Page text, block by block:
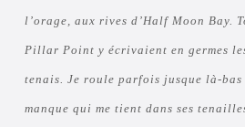
l’orage, aux rives d’Half Moon Bay.
Pillar Point y écrivaient en germes
tenais. Je roule parfois jusque là-
manque qui me tient dans ses